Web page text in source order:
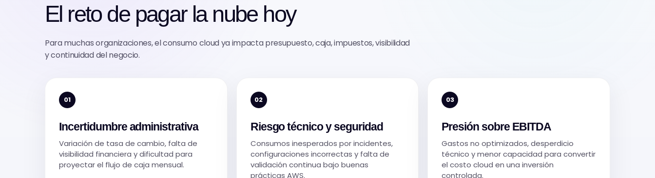
El reto de pagar la nube hoy
Para muchas organizaciones, el consumo cloud ya impacta presupuesto, caja, impuestos, visibilidad
y continuidad del negocio.
01
Incertidumbre administrativa
Variación de tasa de cambio, falta de
visibilidad financiera y dificultad para
proyectar el flujo de caja mensual.
02
Riesgo técnico y seguridad
Consumos inesperados por incidentes,
configuraciones incorrectas y falta de
validación continua bajo buenas
prácticas AWS.
03
Presión sobre EBITDA
Gastos no optimizados, desperdicio
técnico y menor capacidad para convertir
el costo cloud en una inversión
controlada.